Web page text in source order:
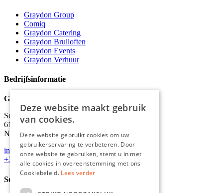
Graydon Group
Comiq
Graydon Catering
Graydon Bruiloften
Graydon Events
Graydon Verhuur
Bedrijfsinformatie
Graydon
Schineksstraat 11,
6171 AM Stein
Nederland
info@graydonevents.nl
+316 11435859
Social media
Deze website maakt gebruik
van cookies.
Deze website gebruikt cookies om uw
gebruikerservaring te verbeteren. Door
onze website te gebruiken, stemt u in met
alle cookies in overeenstemming met ons
Cookiebeleid. Lees verder